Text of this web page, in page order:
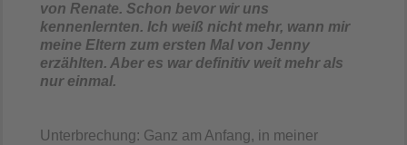
von Renate. Schon bevor wir uns
kennenlernten. Ich weiß nicht mehr, wann mir
meine Eltern zum ersten Mal von Jenny
erzählten. Aber es war definitiv weit mehr als
nur einmal.
Unterbrechung: Ganz am Anfang, in meiner